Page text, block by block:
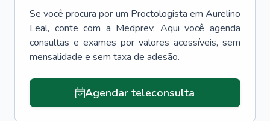
Se você procura por um Proctologista em Aurelino
Leal, conte com a Medprev. Aqui você agenda
consultas e exames por valores acessíveis, sem
mensalidade e sem taxa de adesão.
Agendar teleconsulta